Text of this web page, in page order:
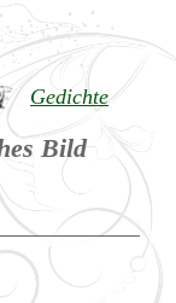
Gedichte
Bild